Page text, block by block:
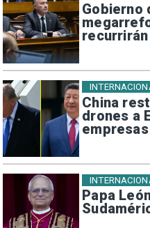
Gobierno
recurrirán
China
drones a
empresas
Papa